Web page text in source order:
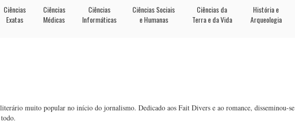
Ciências
Exatas
Ciências
Médicas
Ciências
Informáticas
Ciências Sociais
e Humanas
Ciências da
Terra e da Vida
História e
Arqueologia
muito popular no início do jornalismo. Dedicado aos Fait Divers e ao romance, disseminou-se